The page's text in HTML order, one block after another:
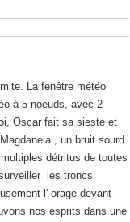
La fenêtre météo
à 5 noeuds, avec 2
Oscar fait sa sieste et
, un bruit sourd
détritus de toutes
les troncs
l' orage devant
nos esprits dans une